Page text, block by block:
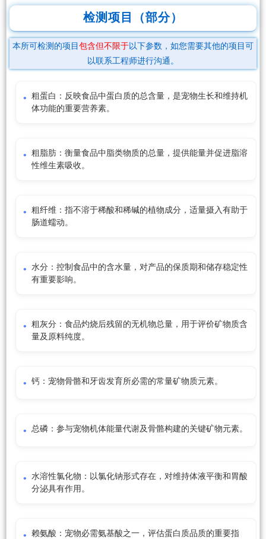
检测项目（部分）
本所可检测的项目 包含但不限于以下参数，如您需要其他的项目可
以联系工程师进行沟通。
粗蛋白：反映食品中蛋白质的总含量，是宠物生长和维持机
体功能的重要营养素。
粗脂肪：衡量食品中脂类物质的总量，提供能量并促进脂溶
性维生素吸收。
粗纤维：指不溶于稀酸和稀碱的植物成分，适量摄入有助于
肠道蠕动。
水分：控制食品中的含水量，对产品的保质期和储存稳定性
有重要影响。
粗灰分：食品灼烧后残留的无机物总量，用于评价矿物质含
量及原料纯度。
钙：宠物骨骼和牙齿发育所必需的常量矿物质元素。
总磷：参与宠物机体能量代谢及骨骼构建的关键矿物元素。
水溶性氯化物：以氯化钠形式存在，对维持体液平衡和胃酸
分泌具有作用。
赖氨酸：宠物必需氨基酸之一，评估蛋白质品质的重要指